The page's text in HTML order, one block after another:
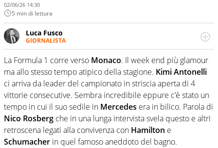
02/06/26 14:30
5 min di lettura
Luca Fusco
GIORNALISTA
Giornalista multimediale. Quando si accendono i motori,
lui sgasa, impenna, derapa. E spesso e volentieri finisce
sul podio
La Formula 1 corre verso Monaco. Il week end più glamour
ma allo stesso tempo atipico della stagione. Kimi Antonelli
ci arriva da leader del campionato in striscia aperta di 4
vittorie consecutive. Sembra incredibile eppure c’è stato un
tempo in cui il suo sedile in Mercedes era in bilico. Parola di
Nico Rosberg che in una lunga intervista svela questo e altri
retroscena legati alla convivenza con Hamilton e
Schumacher in quel famoso aneddoto del bagno.